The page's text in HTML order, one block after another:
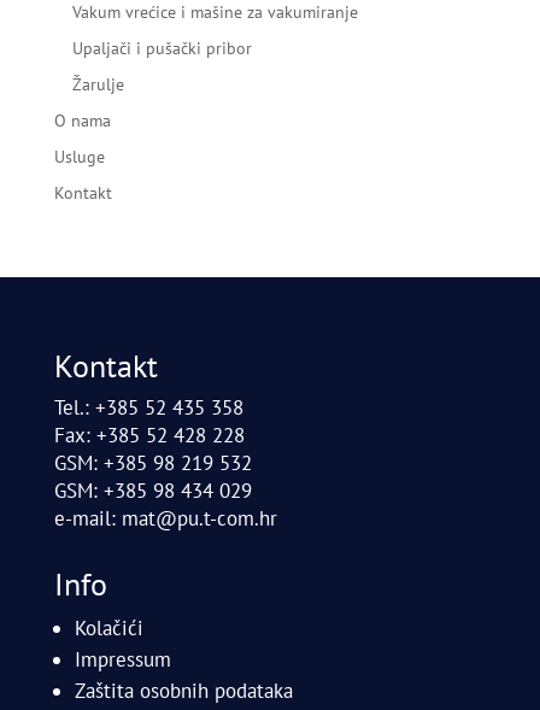
Vakum vrećice i mašine za vakumiranje
Upaljači i pušački pribor
Žarulje
O nama
Usluge
Kontakt
Kontakt
Tel.: +385 52 435 358
Fax: +385 52 428 228
GSM: +385 98 219 532
GSM: +385 98 434 029
e-mail: mat@pu.t-com.hr
Info
Kolačići
Impressum
Zaštita osobnih podataka